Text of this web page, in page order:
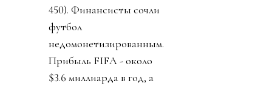
450). Финансисты сочли
футбол
недомонетизированным.
Прибыль FIFA - около
$3.6 миллиарда в год, а